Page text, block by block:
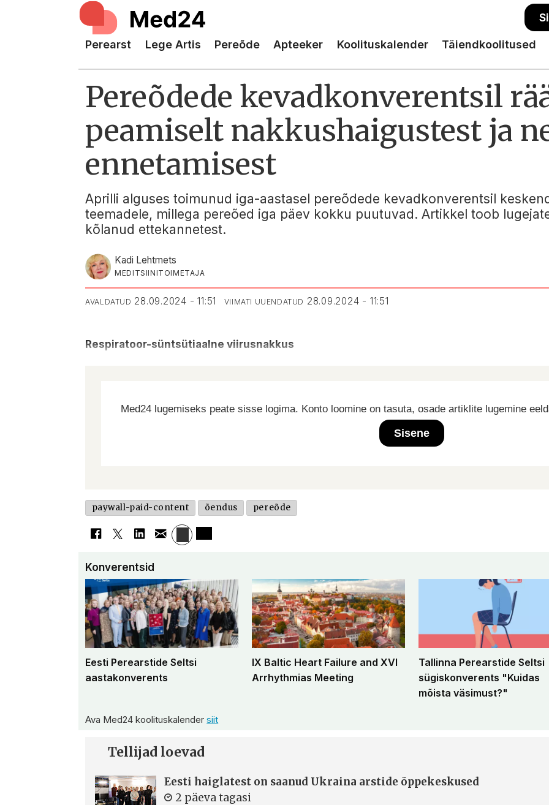
Perearst Lege Artis Pereõde Apteeker Koolituskalender Täiendkoolitused
Pereõdede kevadkonverentsil
peamiselt nakkushaigustest ja
ennetamisest
Aprilli alguses toimunud iga-aastasel pereõdede kevadkonverentsil
teemadele, millega pereõed iga päev kokku puutuvad. Artikkel toob
kõlanud ettekannetest.
Kadi Lehtmets
MEDITSIINITOIMETAJA
AVALDATUD 28.09.2024 - 11:51 VIIMATI UUENDATUD 28.09.2024 - 11:51
Respiratoor-süntsütiaalne viirusnakkus
Med24 lugemiseks peate sisse logima. Konto loomine on tasuta, osade artiklite lugemine
Sisene
paywall-paid-content õendus pereõde
Konverentsid
Eesti Perearstide Seltsi
aastakonverents
IX Baltic Heart Failure and XVI
Arrhythmias Meeting
Tallinna Perearstide Seltsi
sügiskonverents "Kuidas
mõista väsimust?"
Ava Med24 koolituskalendersiit
Tellijad loevad
Eesti haiglatest on saanud Ukraina arstide õppekeskused
2 päeva tagasi